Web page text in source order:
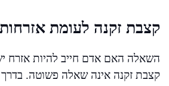
קצבת זקנה לעומת אזרחות
השאלה האם אדם חייב להיות אזרח
קצבת זקנה אינה שאלה פשוטה.